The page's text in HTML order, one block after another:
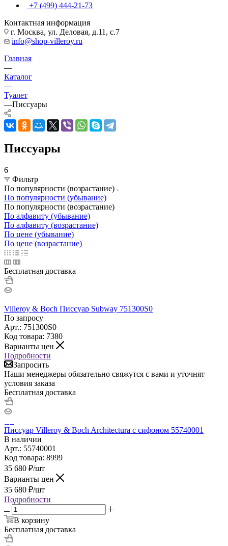
+7 (499) 444-21-73
Контактная информация
г. Москва, ул. Деловая, д.11, с.7
info@shop-villeroy.ru
Главная
—
Каталог
—
Туалет
—Писсуары
Писсуары
6
Фильтр
По популярности (возрастание)
По популярности (убывание)
По популярности (возрастание)
По алфавиту (убывание)
По алфавиту (возрастание)
По цене (убывание)
По цене (возрастание)
Бесплатная доставка
Villeroy & Boch Писсуар Subway 751300S0
По запросу
Арт.: 751300S0
Код товара: 7380
Варианты цен
Подробности
Запросить
Наши менеджеры обязательно свяжутся с вами и уточнят
условия заказа
Бесплатная доставка
Писсуар Villeroy & Boch Architectura с сифоном 55740001
В наличии
Арт.: 55740001
Код товара: 8999
35 680 ₽/шт
Варианты цен
35 680 ₽/шт
Подробности
В корзину
Бесплатная доставка